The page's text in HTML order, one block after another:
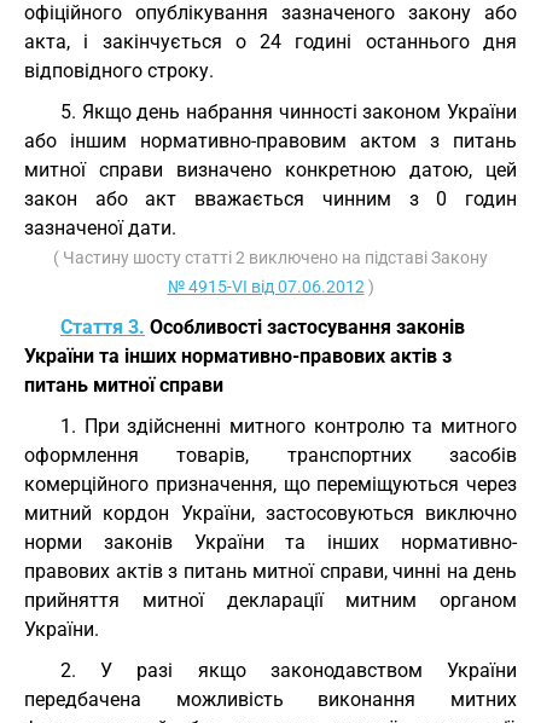
офіційного опублікування зазначеного закону або
акта, і закінчується о 24 годині останнього дня
відповідного строку.
5. Якщо день набрання чинності законом України
або іншим нормативно-правовим актом з питань
митної справи визначено конкретною датою, цей
закон або акт вважається чинним з 0 годин
зазначеної дати.
( Частину шосту статті 2 виключено на підставі Закону
№ 4915-VI від 07.06.2012 )
Стаття 3. Особливості застосування законів
України та інших нормативно-правових актів з
питань митної справи
1. При здійсненні митного контролю та митного
оформлення товарів, транспортних засобів
комерційного призначення, що переміщуються через
митний кордон України, застосовуються виключно
норми законів України та інших нормативно-
правових актів з питань митної справи, чинні на день
прийняття митної декларації митним органом
України.
2. У разі якщо законодавством України
передбачена можливість виконання митних